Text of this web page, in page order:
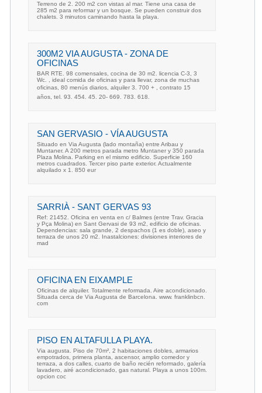
Terreno de 2. 200 m2 con vistas al mar. Tiene una casa de
285 m2 para reformar y un bosque. Se pueden construir dos
chalets. 3 minutos caminando hasta la playa.
300M2 VIA AUGUSTA - ZONA DE
OFICINAS
BAR RTE. 98 comensales, cocina de 30 m2. licencia C-3, 3
Wc. , ideal comida de oficinas y para llevar, zona de muchas
oficinas, 80 menús diarios, alquiler 3. 700 + , contrato 15
años, tel. 93. 454. 45. 20- 669. 783. 618.
SAN GERVASIO - VÍA AUGUSTA
Situado en Via Augusta (lado montaña) entre Aribau y
Muntaner. A 200 metros parada metro Muntaner y 350 parada
Plaza Molina. Parking en el mismo edificio. Superficie 160
metros cuadrados. Tercer piso parte exterior. Actualmente
alquilado x 1. 850 eur
SARRIÀ - SANT GERVAS 93
Ref: 21452. Oficina en venta en c/ Balmes (entre Trav. Gracia
y Pça Molina) en Sant Gervasi de 93 m2, edificio de oficinas.
Dependencias: sala grande, 2 despachos (1 es doble), aseo y
terraza de unos 20 m2. Inastalciones: divisiones interiores de
mad
OFICINA EN EIXAMPLE
Oficinas de alquiler. Totalmente reformada. Aire acondicionado.
Situada cerca de Via Augusta de Barcelona. www. franklinbcn.
com
PISO EN ALTAFULLA PLAYA.
Via augusta. Piso de 70m², 2 habitaciones dobles, armarios
empotrados, primera planta, ascensor, amplio comedor y
terraza, a dos calles, cuarto de baño recién reformado, galería
lavadero, airé acondicionado, gas natural. Playa a unos 100m.
opcion coc